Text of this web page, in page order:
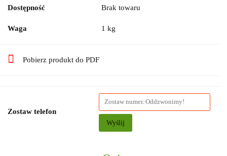
Dostępność Brak towaru
Waga 1 kg
Pobierz produkt do PDF
Zostaw telefon
Wyślij